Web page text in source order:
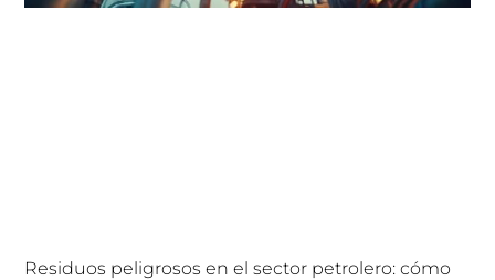
Residuos peligrosos en el sector petrolero: cómo